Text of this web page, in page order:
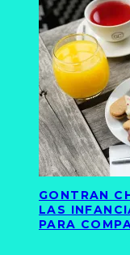
GONTRAN
LAS
PARA